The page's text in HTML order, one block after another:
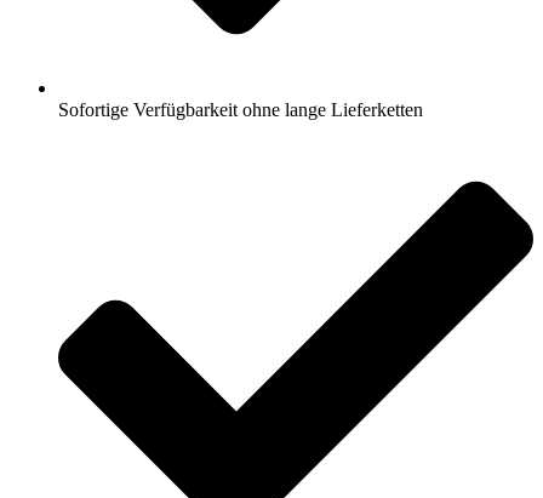
Sofortige Verfügbarkeit ohne lange Lieferketten